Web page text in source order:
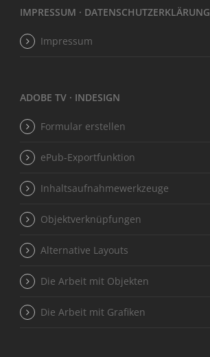
IMPRESSUM · DATENSCHUTZERKLÄRUNG
Impressum
ADOBE TV · INDESIGN
Formular erstellen
ePub-Exportfunktion
Inhaltsaufnahmewerkzeuge
Objektverknüpfungen
Alternative Layouts
Die Arbeit mit Objekten
Die Arbeit mit Grafiken